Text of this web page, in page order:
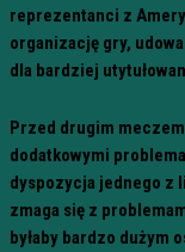
reprezentanci z
organizację gry,
dla bardziej
Przed drugim
dodatkowymi
dyspozycja jednego z
zmaga się z
byłaby bardzo dużym